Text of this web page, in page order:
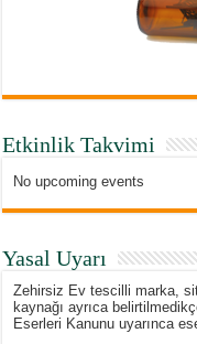
Etkinlik Takvimi
No upcoming events
Yasal Uyarı
Zehirsiz Ev tescilli marka,
kaynağı ayrıca
Eserleri Kanunu uyarınca